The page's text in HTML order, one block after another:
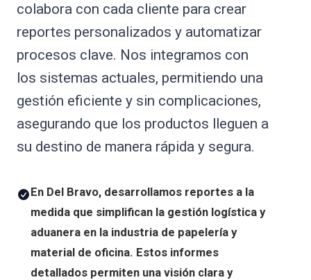
colabora con cada cliente para crear
reportes personalizados y automatizar
procesos clave. Nos integramos con
los sistemas actuales, permitiendo una
gestión eficiente y sin complicaciones,
asegurando que los productos lleguen a
su destino de manera rápida y segura.
En Del Bravo, desarrollamos reportes a la
medida que simplifican la gestión logística y
aduanera en la industria de papelería y
material de oficina. Estos informes
detallados permiten una visión clara y